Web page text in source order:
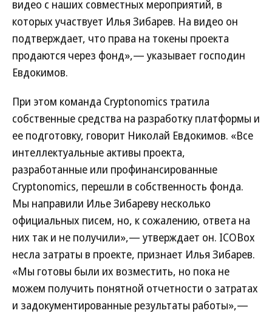
видео с наших совместных мероприятий, в
которых участвует Илья Зибарев. На видео он
подтверждает, что права на токены проекта
продаются через фонд»,— указывает господин
Евдокимов.
При этом команда Cryptonomics тратила
собственные средства на разработку платформы и
ее подготовку, говорит Николай Евдокимов. «Все
интеллектуальные активы проекта,
разработанные или профинансированные
Cryptonomics, перешли в собственность фонда.
Мы направили Илье Зибареву несколько
официальных писем, но, к сожалению, ответа на
них так и не получили»,— утверждает он. ICOBox
несла затраты в проекте, признает Илья Зибарев.
«Мы готовы были их возместить, но пока не
можем получить понятной отчетности о затратах
и задокументированные результаты работы»,—